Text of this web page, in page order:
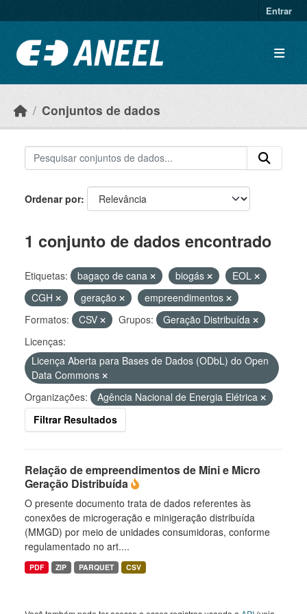
Entrar
Conjuntos de dados
Ordenar por
1 conjunto de dados encontrado
Etiquetas: bagaço de cana biogás
EOL
CGH
geração
empreendimentos
Formatos:
CSV Grupos:
Geração Distribuída
Licenças:
Licença Aberta para Bases de Dados (ODbL) do Open
Data Commons
Organizações:
Agência Nacional de Energia Elétrica
Filtrar Resultados
Relação de empreendimentos de Mini e Micro
Geração Distribuída
O presente documento trata de dados referentes às
conexões de microgeração e minigeração distribuída
(MMGD) por meio de unidades consumidoras, conforme
regulamentado no art....
PDF ZIP PARQUET CSV